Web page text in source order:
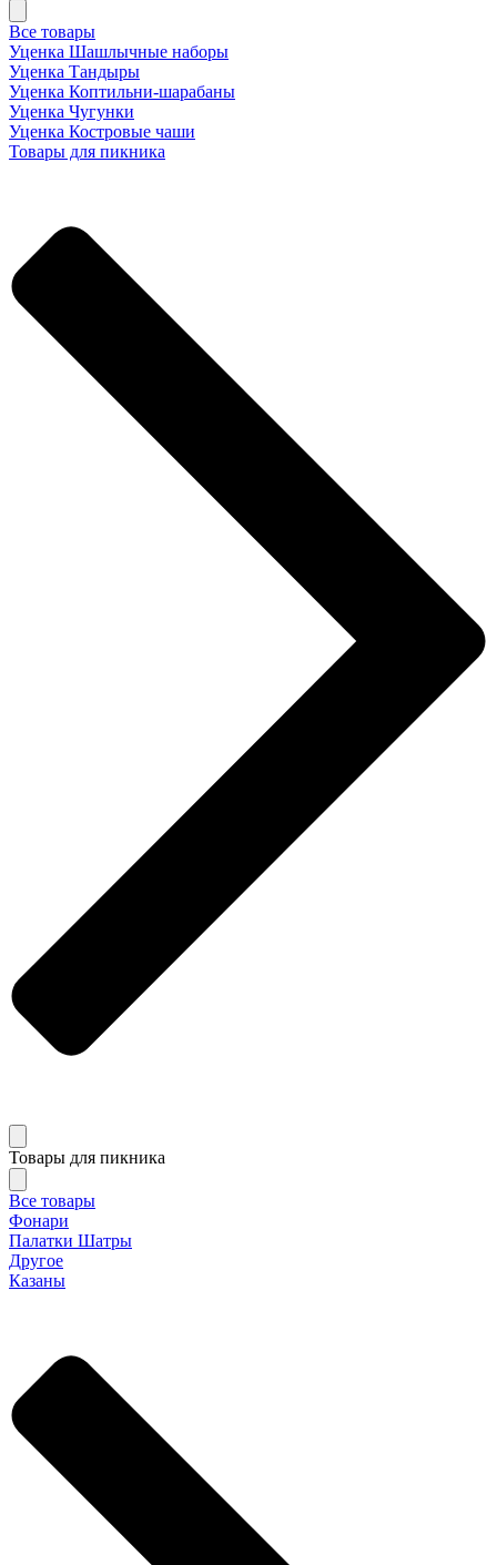
Все товары
Уценка Шашлычные наборы
Уценка Тандыры
Уценка Коптильни-шарабаны
Уценка Чугунки
Уценка Костровые чаши
Товары для пикника
Товары для пикника
Все товары
Фонари
Палатки Шатры
Другое
Казаны